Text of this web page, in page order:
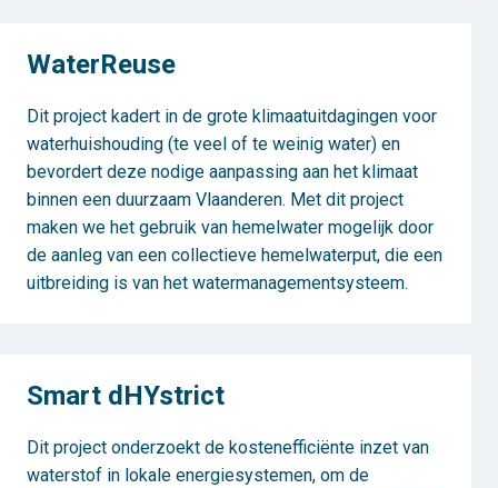
WaterReuse
Dit project kadert in de grote klimaatuitdagingen voor
waterhuishouding (te veel of te weinig water) en
bevordert deze nodige aanpassing aan het klimaat
binnen een duurzaam Vlaanderen. Met dit project
maken we het gebruik van hemelwater mogelijk door
de aanleg van een collectieve hemelwaterput, die een
uitbreiding is van het watermanagementsysteem.
Smart dHYstrict
Dit project onderzoekt de kostenefficiënte inzet van
waterstof in lokale energiesystemen, om de